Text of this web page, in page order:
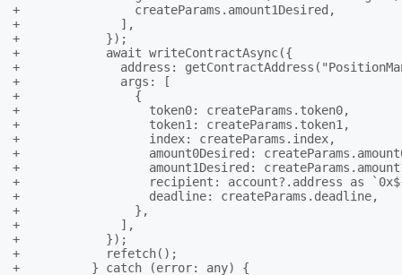
+                createParams.amount1Desired,
+              ],
+            });
+            await writeContractAsync({
+              address:
+              args: [
+                {
+                  token0: createParams.token0,
+                  token1: createParams.token1,
+                  index: createParams.index,
+                  amount0Desired:
+                  amount1Desired:
+                  recipient: account?.address as
+                  deadline: createParams.deadline,
+                },
+              ],
+            });
+            refetch();
+          } catch (error: any) {